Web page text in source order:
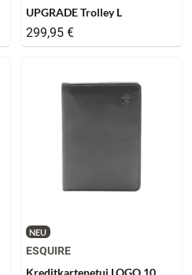
UPGRADE Trolley L
299,95 €
NEU
ESQUIRE